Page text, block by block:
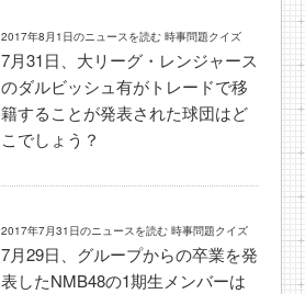
2017年8月1日のニュースを読む 時事問題クイズ
7月31日、大リーグ・レンジャース
のダルビッシュ有がトレードで移
籍することが発表された球団はど
こでしょう？
2017年7月31日のニュースを読む 時事問題クイズ
7月29日、グループからの卒業を発
表したNMB48の1期生メンバーは